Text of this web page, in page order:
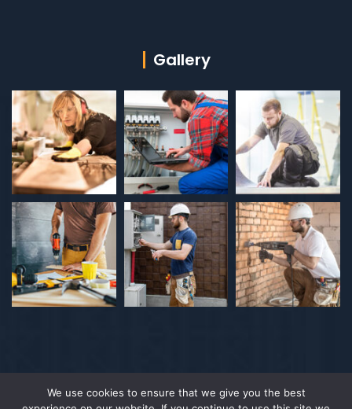
Gallery
We use cookies to ensure that we give you the best